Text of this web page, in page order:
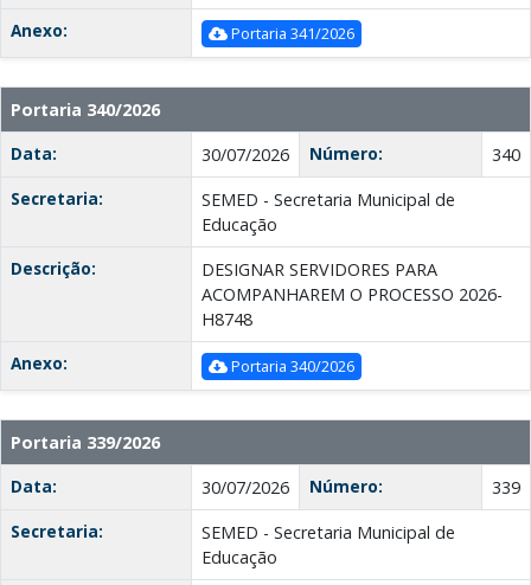
Anexo:
Portaria 341/2026
Portaria 340/2026
Data:
30/07/2026 Número:
340
Secretaria:
SEMED - Secretaria Municipal de
Educação
Descrição:
DESIGNAR SERVIDORES PARA
ACOMPANHAREM O PROCESSO 2026-
H8748
Anexo:
Portaria 340/2026
Portaria 339/2026
Data:
30/07/2026 Número:
339
Secretaria:
SEMED - Secretaria Municipal de
Educação